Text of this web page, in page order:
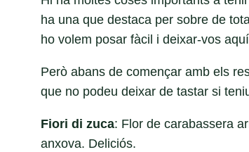
ha una que destaca per sobre de
ho volem posar fàcil i deixar-vos
Però abans de començar amb els
que no podeu deixar de tastar si
Fiori di zuca: Flor de carabassera
anxova. Deliciós.